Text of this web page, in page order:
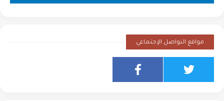
مواقع التواصل الإجتماعي